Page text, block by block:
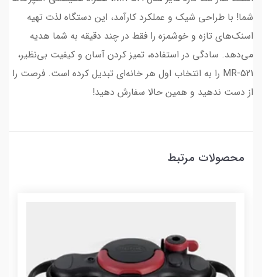
شما! با طراحی شیک و عملکرد کارآمد، این دستگاه لذت تهیه
اسنک‌های تازه و خوشمزه را فقط در چند دقیقه به شما هدیه
می‌دهد. سادگی در استفاده، تمیز کردن آسان و کیفیت بی‌نظیر،
MR-521 را به انتخاب اول هر خانه‌ای تبدیل کرده است. فرصت را
از دست ندهید و همین حالا سفارش دهید!
محصولات مرتبط